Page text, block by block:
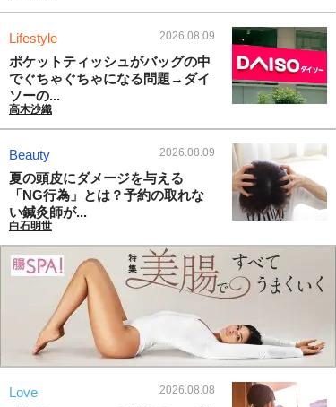
Lifestyle 2026.08.09
ポケットティッシュがバッグの中
でぐちゃぐちゃになる問題→ダイ
ソーの...
高木沙織
Beauty 2026.08.09
夏の頭皮にダメージを与える
「NG行為」とは？予約の取れな
い鍼灸師が...
白石明世
Love 2026.08.08